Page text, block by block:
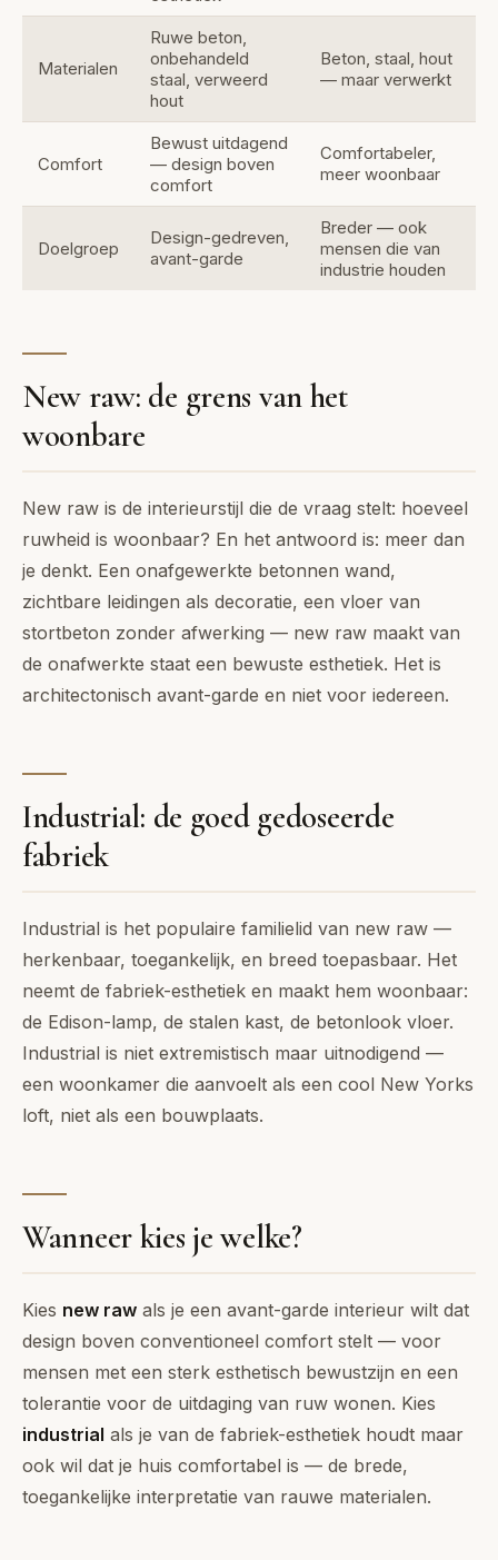
Materialen
Ruwe beton,
onbehandeld
staal, verweerd
hout
Beton, staal, hout
— maar verwerkt
Comfort
Bewust uitdagend
— design boven
comfort
Comfortabeler,
meer woonbaar
Doelgroep
Design-gedreven,
avant-garde
Breder — ook
mensen die van
industrie houden
New raw: de grens van het
woonbare
New raw is de interieurstijl die de vraag stelt: hoeveel
ruwheid is woonbaar? En het antwoord is: meer dan
je denkt. Een onafgewerkte betonnen wand,
zichtbare leidingen als decoratie, een vloer van
stortbeton zonder afwerking — new raw maakt van
de onafwerkte staat een bewuste esthetiek. Het is
architectonisch avant-garde en niet voor iedereen.
Industrial: de goed gedoseerde
fabriek
Industrial is het populaire familielid van new raw —
herkenbaar, toegankelijk, en breed toepasbaar. Het
neemt de fabriek-esthetiek en maakt hem woonbaar:
de Edison-lamp, de stalen kast, de betonlook vloer.
Industrial is niet extremistisch maar uitnodigend —
een woonkamer die aanvoelt als een cool New Yorks
loft, niet als een bouwplaats.
Wanneer kies je welke?
Kies new raw als je een avant-garde interieur wilt dat
design boven conventioneel comfort stelt — voor
mensen met een sterk esthetisch bewustzijn en een
tolerantie voor de uitdaging van ruw wonen. Kies
industrial als je van de fabriek-esthetiek houdt maar
ook wil dat je huis comfortabel is — de brede,
toegankelijke interpretatie van rauwe materialen.